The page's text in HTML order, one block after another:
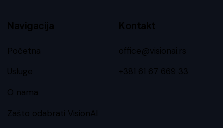
Navigacija
Početna
Usluge
O nama
Zašto odabrati VisionAI
Kontakt
office@visionai.rs
+381 61 67 669 33